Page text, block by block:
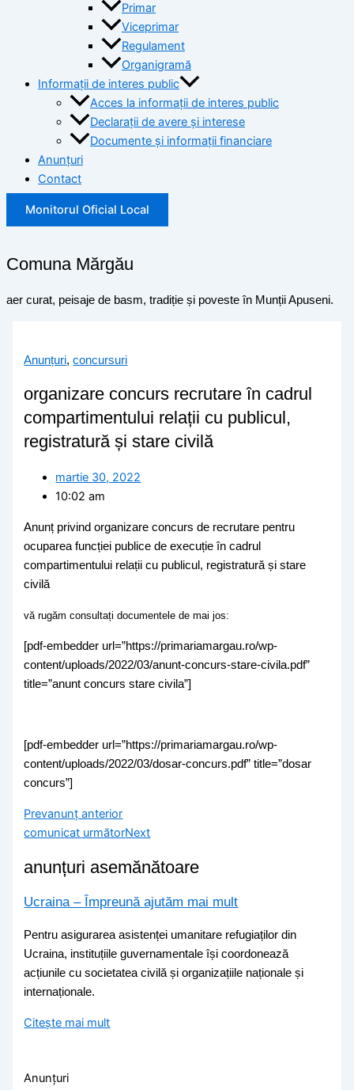
Primar
Viceprimar
Regulament
Organigramă
Informații de interes public
Acces la informații de interes public
Declarații de avere și interese
Documente și informații financiare
Anunțuri
Contact
Monitorul Oficial Local
Comuna Mărgău
aer curat, peisaje de basm, tradiție și poveste în Munții Apuseni.
Anunțuri,concursuri
organizare concurs recrutare în cadrul
compartimentului relații cu publicul,
registratură și stare civilă
martie 30, 2022
10:02 am
Anunț privind organizare concurs de recrutare pentru
ocuparea funcției publice de execuție în cadrul
compartimentului relații cu publicul, registratură și stare
civilă
vă rugăm consultați documentele de mai jos:
[pdf-embedder url=”https://primariamargau.ro/wp-
content/uploads/2022/03/anunt-concurs-stare-civila.pdf”
title=”anunt concurs stare civila”]
[pdf-embedder url=”https://primariamargau.ro/wp-
content/uploads/2022/03/dosar-concurs.pdf” title=”dosar
concurs”]
Prevanunț anterior
comunicat următorNext
anunțuri asemănătoare
Ucraina – Împreună ajutăm mai mult
Pentru asigurarea asistenței umanitare refugiaților din
Ucraina, instituțiile guvernamentale își coordonează
acțiunile cu societatea civilă și organizațiile naționale și
internaționale.
Citește mai mult
Anunțuri